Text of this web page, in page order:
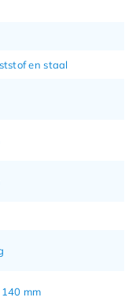
en staal
mm